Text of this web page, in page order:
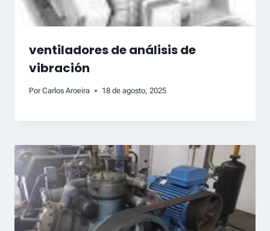
ventiladores de análisis de
vibración
Por Carlos Aroeira 18 de agosto, 2025